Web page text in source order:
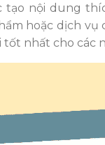
tạo nội dung
hoặc dịch
tốt nhất cho các